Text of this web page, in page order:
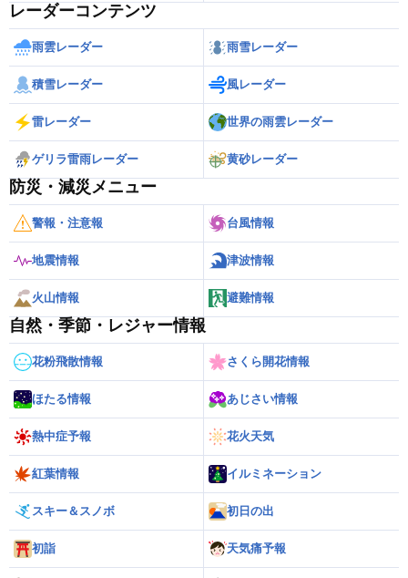
レーダーコンテンツ
雨雲レーダー 雨雪レーダー
積雪レーダー 風レーダー
雷レーダー 世界の雨雲レーダー
ゲリラ雷雨レーダー 黄砂レーダー
防災・減災メニュー
警報・注意報 台風情報
地震情報 津波情報
火山情報 避難情報
自然・季節・レジャー情報
花粉飛散情報 さくら開花情報
ほたる情報 あじさい情報
熱中症予報 花火天気
紅葉情報 イルミネーション
スキー＆スノボ 初日の出
初詣 天気痛予報